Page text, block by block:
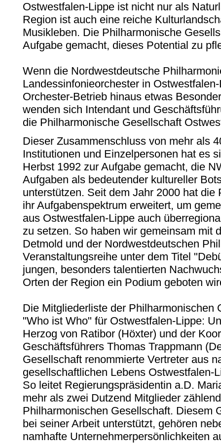
Ostwestfalen-Lippe ist nicht nur als
Region ist auch eine reiche
Musikleben. Die Philharmonische
Aufgabe gemacht, dieses Potential zu
Wenn die Nordwestdeutsche
Landessinfonieorchester in
Orchester-Betrieb hinaus etwas
wenden sich Intendant und
die Philharmonische Gesellschaft
Dieser Zusammenschluss von mehr als
Institutionen und Einzelpersonen hat es
Herbst 1992 zur Aufgabe gemacht, die
Aufgaben als bedeutender kultureller
unterstützen. Seit dem Jahr 2000 hat
ihr Aufgabenspektrum erweitert, um
aus Ostwestfalen-Lippe auch
zu setzen. So haben wir gemeinsam mit
Detmold und der Nordwestdeutschen
Veranstaltungsreihe unter dem Titel
jungen, besonders talentierten
Orten der Region ein Podium geboten
Die Mitgliederliste der Philharmonischen
"Who ist Who" für Ostwestfalen-Lippe:
Herzog von Ratibor (Höxter) und der
Geschäftsführers Thomas Trappmann
Gesellschaft renommierte Vertreter aus
gesellschaftlichen Lebens Ostwestfalen-
So leitet Regierungspräsidentin a.D.
mehr als zwei Dutzend Mitglieder
Philharmonischen Gesellschaft. Diesem
bei seiner Arbeit unterstützt, gehören
namhafte Unternehmerpersönlichkeiten